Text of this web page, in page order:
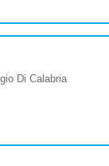
Di Calabria